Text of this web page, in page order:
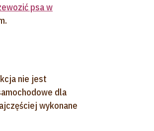
psa w
nie jest
dla
wykonane